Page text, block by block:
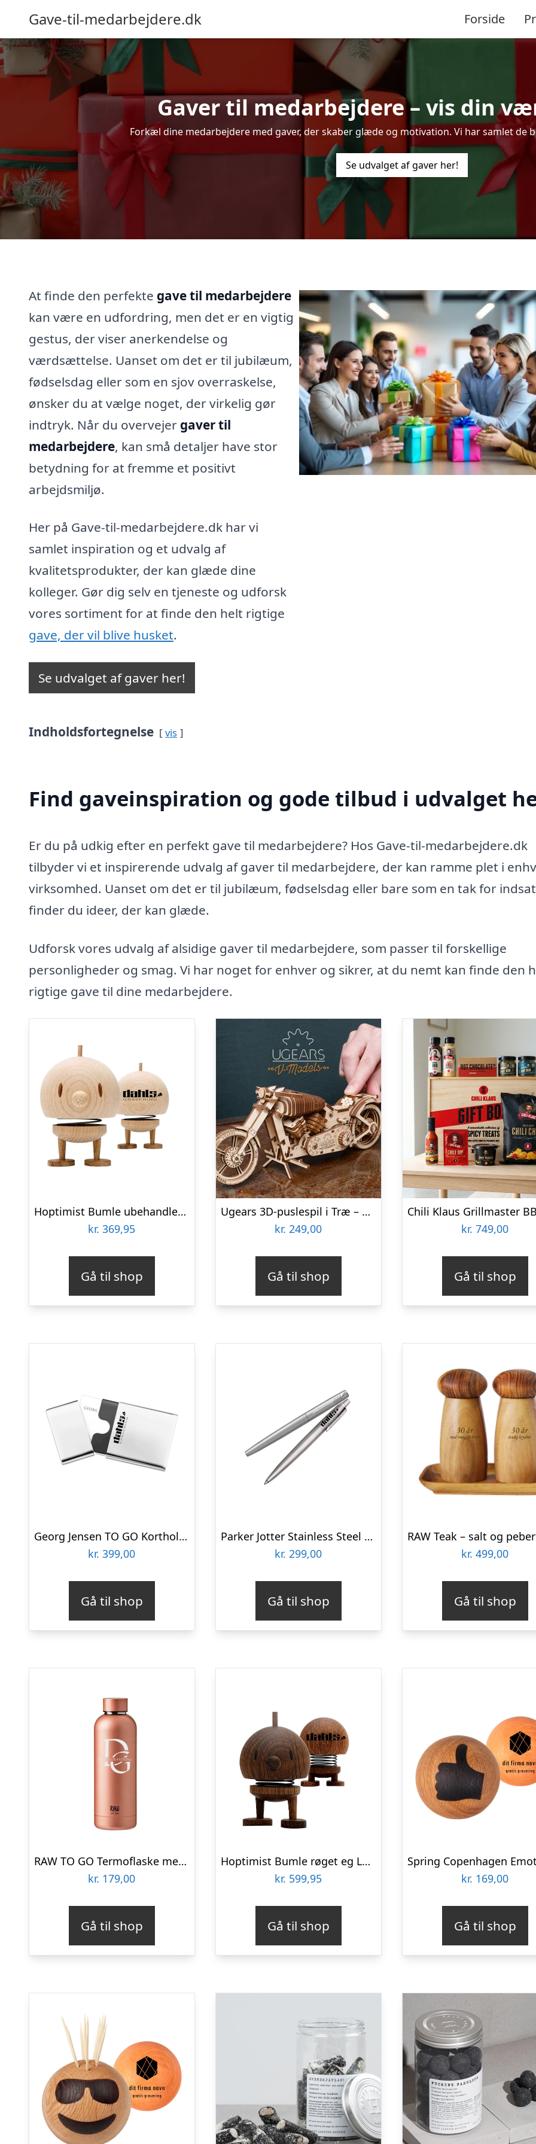
Gave-til-medarbejdere.dk Forside
Gaver til medarbejdere – vis din
Forkæl dine medarbejdere med gaver, der skaber glæde og motivation. Vi har samlet de
Se udvalget af gaver her!
At finde den perfekte gave til medarbejdere
kan være en udfordring, men det er en vigtig
gestus, der viser anerkendelse og
værdsættelse. Uanset om det er til jubilæum,
fødselsdag eller som en sjov overraskelse,
ønsker du at vælge noget, der virkelig gør
indtryk. Når du overvejer gaver til
medarbejdere, kan små detaljer have stor
betydning for at fremme et positivt
arbejdsmiljø.
Her på Gave-til-medarbejdere.dk har vi
samlet inspiration og et udvalg af
kvalitetsprodukter, der kan glæde dine
kolleger. Gør dig selv en tjeneste og udforsk
vores sortiment for at finde den helt rigtige
gave, der vil blive husket.
Se udvalget af gaver her!
Indholdsfortegnelse vis
Find gaveinspiration og gode tilbud i udvalget
Er du på udkig efter en perfekt gave til medarbejdere? Hos Gave-til-medarbejdere.dk
tilbyder vi et inspirerende udvalg af gaver til medarbejdere, der kan ramme plet i
virksomhed. Uanset om det er til jubilæum, fødselsdag eller bare som en tak for
finder du ideer, der kan glæde.
Udforsk vores udvalg af alsidige gaver til medarbejdere, som passer til forskellige
personligheder og smag. Vi har noget for enhver og sikrer, at du nemt kan finde den
rigtige gave til dine medarbejdere.
Hoptimist Bumle ubehandlet eg small firma gaver med logo
kr. 369,95
Gå til shop
Ugears 3D-puslespil i Træ – MC
kr. 249,00
Gå til shop
kr. 749,00
Gå til shop
Georg Jensen TO GO Kortholder firmagaver med logo
kr. 399,00
Gå til shop
Parker Jotter Stainless Steel firmagaver med logo
kr. 299,00
Gå til shop
kr. 499,00
Gå til shop
RAW TO GO Termoflaske med logo, Rosegold
kr. 179,00
Gå til shop
Hoptimist Bumle røget eg Large firmagave med logo
kr. 599,95
Gå til shop
kr. 169,00
Gå til shop